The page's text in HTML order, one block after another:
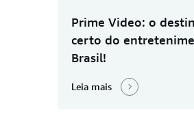
Prime Video: o
certo do
Brasil!
Leia mais